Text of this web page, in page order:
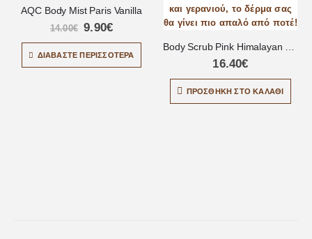
AQC Body Mist Paris Vanilla
14.00€ 9.90€
ΔΙΑΒΆΣΤΕ ΠΕΡΙΣΣΌΤΕΡΑ
16.40€
ΠΡΟΣΘΉΚΗ ΣΤΟ ΚΑΛΆΘΙ